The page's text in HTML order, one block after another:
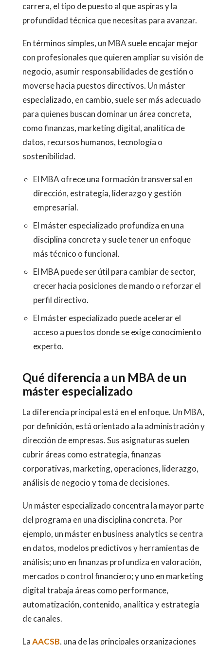
carrera, el tipo de puesto al que aspiras y la
profundidad técnica que necesitas para avanzar.
En términos simples, un MBA suele encajar mejor
con profesionales que quieren ampliar su visión de
negocio, asumir responsabilidades de gestión o
moverse hacia puestos directivos. Un máster
especializado, en cambio, suele ser más adecuado
para quienes buscan dominar un área concreta,
como finanzas, marketing digital, analítica de
datos, recursos humanos, tecnología o
sostenibilidad.
El MBA ofrece una formación transversal en
dirección, estrategia, liderazgo y gestión
empresarial.
El máster especializado profundiza en una
disciplina concreta y suele tener un enfoque
más técnico o funcional.
El MBA puede ser útil para cambiar de sector,
crecer hacia posiciones de mando o reforzar el
perfil directivo.
El máster especializado puede acelerar el
acceso a puestos donde se exige conocimiento
experto.
Qué diferencia a un MBA de un
máster especializado
La diferencia principal está en el enfoque. Un MBA,
por definición, está orientado a la administración y
dirección de empresas. Sus asignaturas suelen
cubrir áreas como estrategia, finanzas
corporativas, marketing, operaciones, liderazgo,
análisis de negocio y toma de decisiones.
Un máster especializado concentra la mayor parte
del programa en una disciplina concreta. Por
ejemplo, un máster en business analytics se centra
en datos, modelos predictivos y herramientas de
análisis; uno en finanzas profundiza en valoración,
mercados o control financiero; y uno en marketing
digital trabaja áreas como performance,
automatización, contenido, analítica y estrategia
de canales.
LaAACSB, una de las principales organizaciones